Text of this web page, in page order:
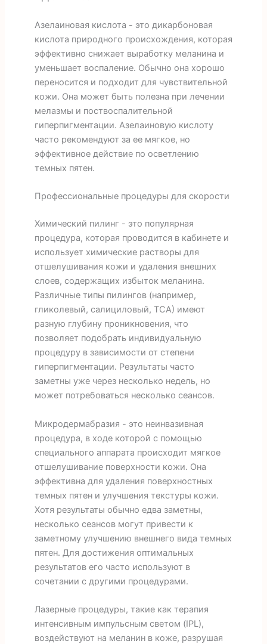
Азелаиновая кислота - это дикарбоновая
кислота природного происхождения, которая
эффективно снижает выработку меланина и
уменьшает воспаление. Обычно она хорошо
переносится и подходит для чувствительной
кожи. Она может быть полезна при лечении
мелазмы и поствоспалительной
гиперпигментации. Азелаиновую кислоту
часто рекомендуют за ее мягкое, но
эффективное действие по осветлению
темных пятен.
Профессиональные процедуры для скорости
Химический пилинг - это популярная
процедура, которая проводится в кабинете и
использует химические растворы для
отшелушивания кожи и удаления внешних
слоев, содержащих избыток меланина.
Различные типы пилингов (например,
гликолевый, салициловый, ТСА) имеют
разную глубину проникновения, что
позволяет подобрать индивидуальную
процедуру в зависимости от степени
гиперпигментации. Результаты часто
заметны уже через несколько недель, но
может потребоваться несколько сеансов.
Микродермабразия - это неинвазивная
процедура, в ходе которой с помощью
специального аппарата происходит мягкое
отшелушивание поверхности кожи. Она
эффективна для удаления поверхностных
темных пятен и улучшения текстуры кожи.
Хотя результаты обычно едва заметны,
несколько сеансов могут привести к
заметному улучшению внешнего вида темных
пятен. Для достижения оптимальных
результатов его часто используют в
сочетании с другими процедурами.
Лазерные процедуры, такие как терапия
интенсивным импульсным светом (IPL),
воздействуют на меланин в коже, разрушая